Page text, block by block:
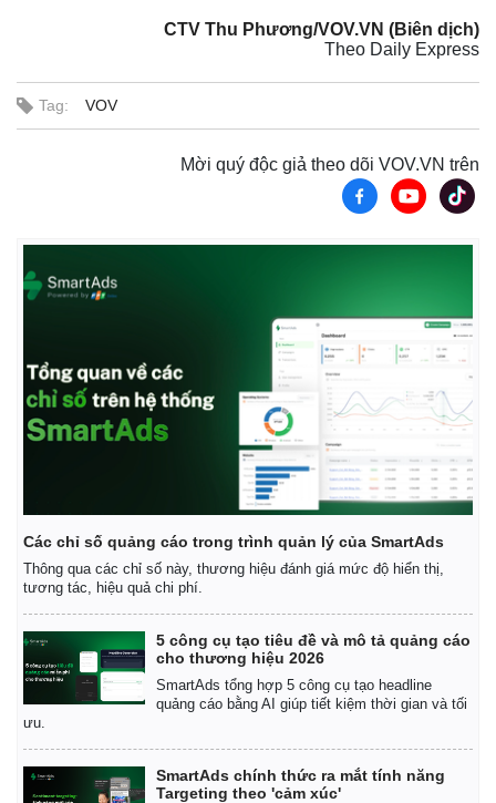
CTV Thu Phương/VOV.VN (Biên dịch)
Theo Daily Express
Tag: VOV
Mời quý độc giả theo dõi VOV.VN trên
Các chỉ số quảng cáo trong trình quản lý của SmartAds
Thông qua các chỉ số này, thương hiệu đánh giá mức độ hiển thị,
tương tác, hiệu quả chi phí.
5 công cụ tạo tiêu đề và mô tả quảng cáo
cho thương hiệu 2026
SmartAds tổng hợp 5 công cụ tạo headline
quảng cáo bằng AI giúp tiết kiệm thời gian và tối
ưu.
SmartAds chính thức ra mắt tính năng
Targeting theo 'cảm xúc'